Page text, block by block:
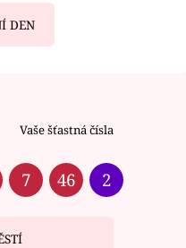
DEN
Vaše šťastná čísla
7 46 2